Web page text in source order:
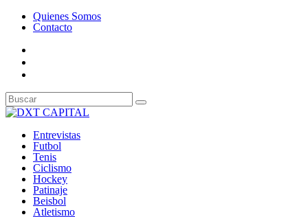
Quienes Somos
Contacto
Entrevistas
Futbol
Tenis
Ciclismo
Hockey
Patinaje
Beisbol
Atletismo